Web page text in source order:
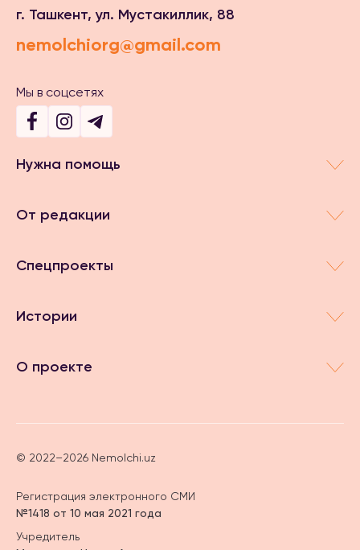
г. Ташкент, ул. Мустакиллик, 88
nemolchiorg@gmail.com
Мы в соцсетях
Нужна помощь
От редакции
Спецпроекты
Истории
О проекте
© 2022–2026 Nemolchi.uz
Регистрация электронного СМИ
№1418 от 10 мая 2021 года
Учредитель